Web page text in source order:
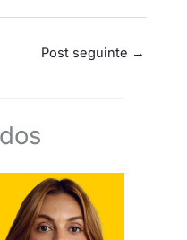
Post seguinte →